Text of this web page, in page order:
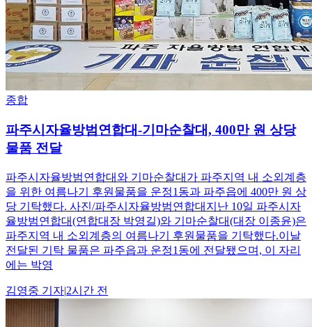
종합
파주시자율방범연합대-기마순찰대, 400만 원 상당
물품 전달
파주시자율방범연합대와 기마순찰대가 파주지역 내 소외계층
을 위한 여름나기 후원물품을 운정1동과 파주읍에 400만 원 상
당 기탁했다. 사진/파주시자율방범연합대지난 10일 파주시자
율방범연합대(연합대장 박영길)와 기마순찰대(대장 이종윤)은
파주지역 내 소외계층의 여름나기 후원물품을 기탁했다.이날
전달된 기탁 물품은 파주읍과 운정1동에 전달됐으며, 이 자리
에는 박영
김영중 기자|2시간 전